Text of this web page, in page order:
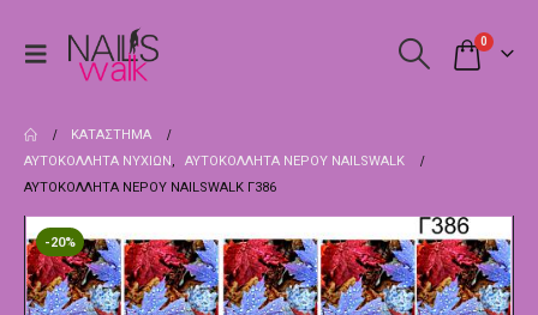
0
ΚΑΤΆΣΤΗΜΑ
ΑΥΤΟΚΌΛΛΗΤΑ ΝΥΧΙΏΝ,
ΑΥΤΟΚΌΛΛΗΤΑ ΝΕΡΟΎ NAILSWALK
ΑΥΤΟΚΌΛΛΗΤΑ ΝΕΡΟΎ NAILSWALK Γ386
-20%